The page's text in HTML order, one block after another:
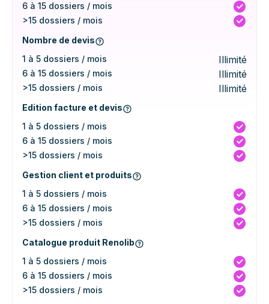
6 à 15 dossiers / mois
>15 dossiers / mois
Nombre de devis
1 à 5 dossiers / mois
Illimité
6 à 15 dossiers / mois Illimité
>15 dossiers / mois Illimité
Edition facture et devis
1 à 5 dossiers / mois
6 à 15 dossiers / mois
>15 dossiers / mois
Gestion client et produits
1 à 5 dossiers / mois
6 à 15 dossiers / mois
>15 dossiers / mois
Catalogue produit Renolib
1 à 5 dossiers / mois
6 à 15 dossiers / mois
>15 dossiers / mois